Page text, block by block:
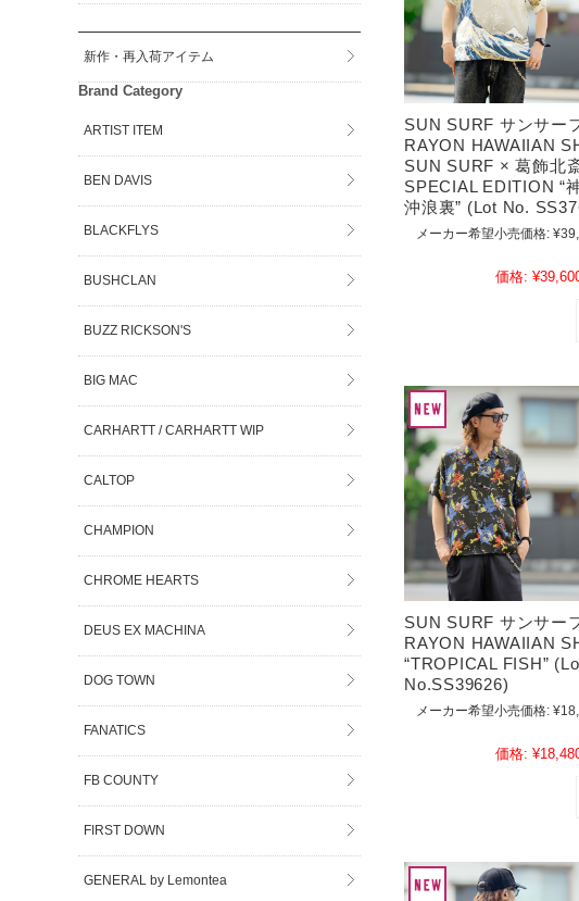
SUN SURF サンサー
RAYON HAWAIIAN
SUN SURF × 葛飾北
SPECIAL EDITION “
沖浪裏” (Lot No.
メーカー希望小売価格:
価格:
SUN SURF サンサー
RAYON HAWAIIAN
“TROPICAL FISH”
No.SS39626)
メーカー希望小売価格:
価格:
新作・再入荷アイテム
Brand Category
ARTIST ITEM
BEN DAVIS
BLACKFLYS
BUSHCLAN
BUZZ RICKSON'S
BIG MAC
CARHARTT / CARHARTT WIP
CALTOP
CHAMPION
CHROME HEARTS
DEUS EX MACHINA
DOG TOWN
FANATICS
FB COUNTY
FIRST DOWN
GENERAL by Lemontea